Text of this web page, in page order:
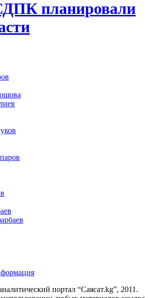
планировали
портал “Саясат.kg”, 2011.